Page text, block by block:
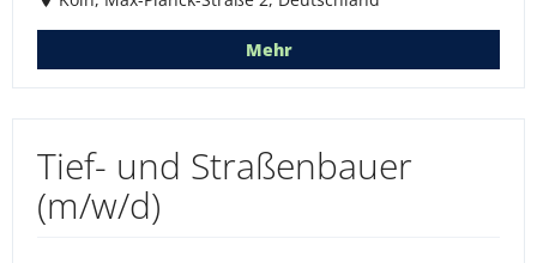
Mehr
Tief- und Straßenbauer
(m/w/d)